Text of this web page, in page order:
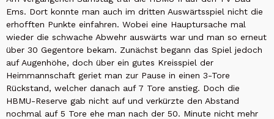
Ems. Dort konnte man auch im dritten Auswärtsspiel nicht die
erhofften Punkte einfahren. Wobei eine Hauptursache mal
wieder die schwache Abwehr auswärts war und man so erneut
über 30 Gegentore bekam. Zunächst begann das Spiel jedoch
auf Augenhöhe, doch über ein gutes Kreisspiel der
Heimmannschaft geriet man zur Pause in einen 3-Tore
Rückstand, welcher danach auf 7 Tore anstieg. Doch die
HBMU-Reserve gab nicht auf und verkürzte den Abstand
nochmal auf 5 Tore ehe man nach der 50. Minute nicht mehr